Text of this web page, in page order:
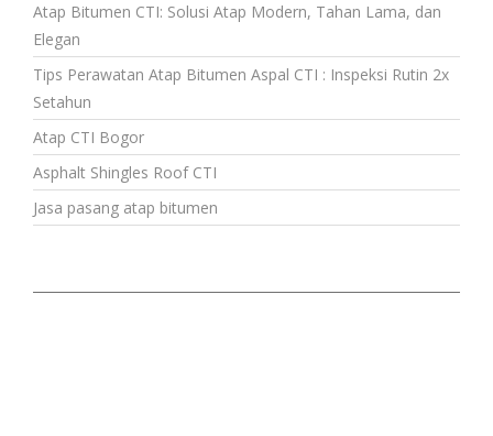
Atap Bitumen CTI: Solusi Atap Modern, Tahan Lama, dan
Elegan
Tips Perawatan Atap Bitumen Aspal CTI : Inspeksi Rutin 2x
Setahun
Atap CTI Bogor
Asphalt Shingles Roof CTI
Jasa pasang atap bitumen